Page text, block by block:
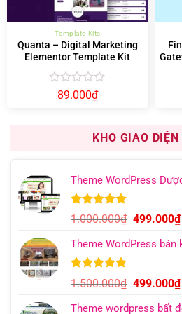
Template Kits
Quanta – Digital Marketing
Elementor Template Kit
Được
89.000₫
KHO GIAO
Theme WordPress
5.00trên 5
dựa trên
12
đánh giá
1.000.000₫ Giá
là:
499.000₫
Theme WordPress bán
5.00trên 5
dựa trên
9
đánh giá
1.500.000₫ Giá
499.000₫
Theme wordpress bất